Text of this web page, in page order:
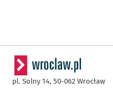
pl. Solny 14, 50-062 Wrocław